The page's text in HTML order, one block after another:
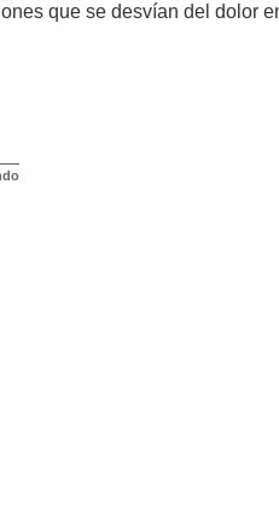
que se desvían del dolor